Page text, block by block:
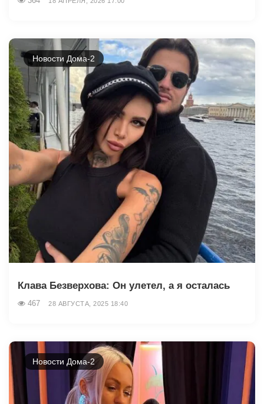
Новости Дома-2
Клава Безверхова: Он улетел, а я осталась
467 28 АВГУСТА, 2025 18:40
Новости Дома-2